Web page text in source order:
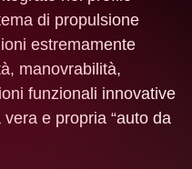
di propulsione
estremamente
manovrabilità,
funzionali innovative
e propria “auto da